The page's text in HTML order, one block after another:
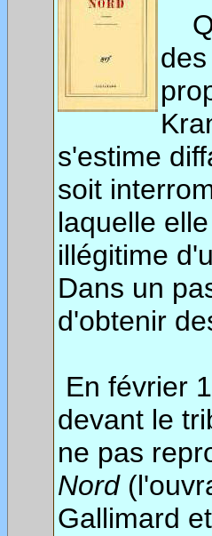
s'estime
soit
laquelle
illégitime
Dans un
d'obtenir
En février
devant le
ne pas
Nord
Gallimard